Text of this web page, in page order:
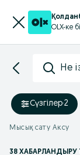
OLX-ке
Не
Сүзгілер·2
Мысық сату Аксу
38 ХАБАРЛАНДЫРУ